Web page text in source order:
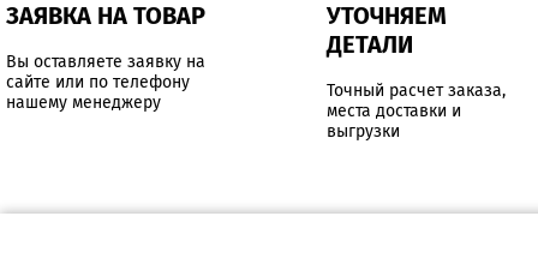
ЗАЯВКА НА ТОВАР
Вы оставляете заявку на
сайте или по телефону
нашему менеджеру
УТОЧНЯЕМ
ДЕТАЛИ
Точный расчет заказа,
места доставки и
выгрузки